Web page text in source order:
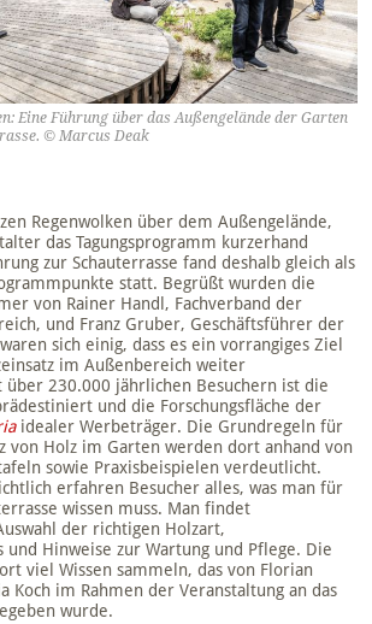
Eine Führung über das Außengelände der Garten
© Marcus Deak
Regenwolken über dem Außengelände,
das Tagungsprogramm kurzerhand
zur Schauterrasse fand deshalb gleich als
statt. Begrüßt wurden die
von Rainer Handl, Fachverband der
und Franz Gruber, Geschäftsführer der
sich einig, dass es ein vorrangiges Ziel
im Außenbereich weiter
230.000 jährlichen Besuchern ist die
und die Forschungsfläche der
idealer Werbeträger. Die Grundregeln für
von Holz im Garten werden dort anhand von
sowie Praxisbeispielen verdeutlicht.
erfahren Besucher alles, was man für
wissen muss. Man findet
der richtigen Holzart,
und Hinweise zur Wartung und Pflege. Die
viel Wissen sammeln, das von Florian
Koch im Rahmen der Veranstaltung an das
wurde.